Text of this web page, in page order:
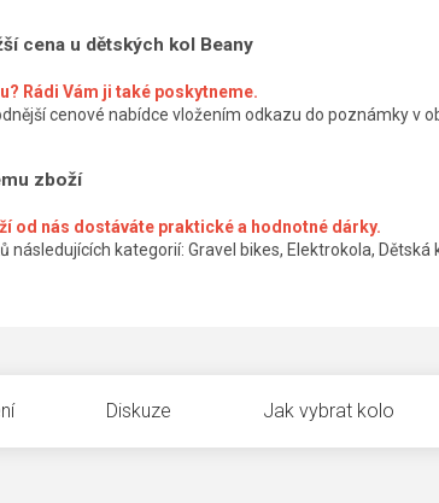
cena u dětských kol Beany
Rádi Vám ji také poskytneme.
cenové nabídce vložením odkazu do poznámky v
zboží
od nás dostáváte praktické a hodnotné dárky.
následujících kategorií: Gravel bikes, Elektrokola,
Diskuze Jak vybrat kolo